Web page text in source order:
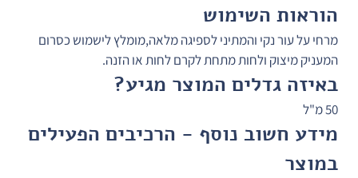
הוראות השימוש
מרחי על עור נקי והמתיני לספיגה מלאה,מומלץ לישמוש כסרום
המעניק מיצוק ולחות מתחת לקרם לחות או הזנה.
באיזה גדלים המוצר מגיע?
50 מ"ל
מידע חשוב נוסף - הרכיבים הפעילים
במוצר